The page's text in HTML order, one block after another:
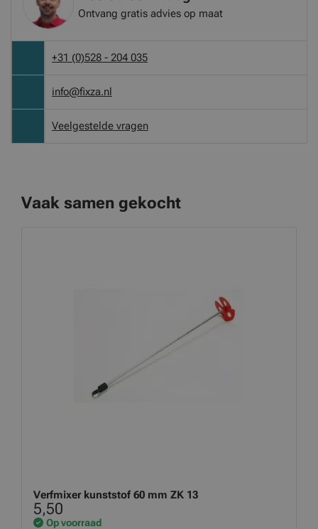
Ontvang gratis advies op maat
+31 (0)528 - 204 035
info@fixza.nl
Veelgestelde vragen
Vaak samen gekocht
Verfmixer kunststof 60 mm ZK 13
5,50
Op voorraad